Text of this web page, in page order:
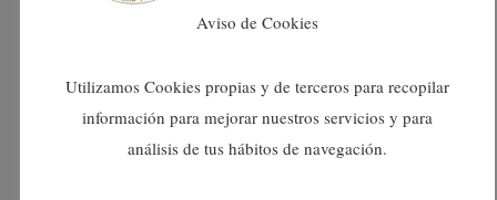
juny 2025
Aviso de Cookies
Utilizamos Cookies propias y de terceros para recopilar
información para mejorar nuestros servicios y para
análisis de tus hábitos de navegación.